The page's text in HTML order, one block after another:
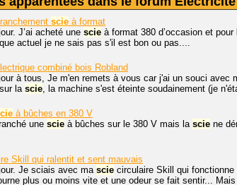
scie à format
J’ai acheté une scie à format 380 d’occasion et
actuel je ne sais pas s'il est bon ou pas....
combiné bois Robland
à tous, Je m'en remets à vous car j'ai un souci avec
la scie, la machine s'est éteinte soudainement (je
à bûches en 380 V
une scie à bûches sur le 380 V mais la scie ne
Skill qui ralentit et sent mauvais
Je sciais avec ma scie circulaire Skill qui
plus ou moins vite et une odeur se fait sentir...